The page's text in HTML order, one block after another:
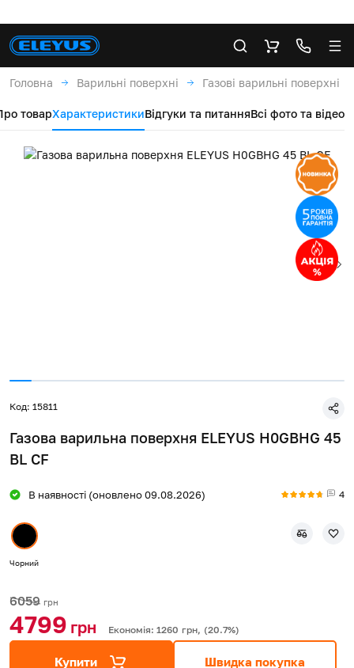
Головна Варильні поверхні Газові варильні поверхні
товарХарактеристикиВідгуки та питанняВсі фото та відео
Код: 15811
Газова варильна поверхня ELEYUS H0GBHG 45
BL CF
В наявності (оновлено 09.08.2026) 4
Чорний
6059 грн
4799 грн Економія: 1260 грн, (20.7%)
Купити Швидка покупка